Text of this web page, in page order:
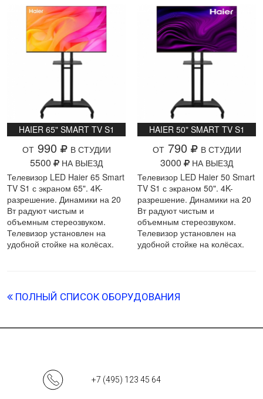
HAIER 65" SMART TV S1
ОТ990 В СТУДИИ
5500
НА ВЫЕЗД
Телевизор LED Haier 65 Smart
TV S1 с экраном 65". 4K-
разрешение. Динамики на 20
Вт радуют чистым и
объемным стереозвуком.
Телевизор установлен на
удобной стойке на колёсах.
HAIER 50" SMART TV S1
ОТ790 В СТУДИИ
3000
НА ВЫЕЗД
Телевизор LED Haier 50 Smart
TV S1 с экраном 50". 4K-
разрешение. Динамики на 20
Вт радуют чистым и
объемным стереозвуком.
Телевизор установлен на
удобной стойке на колёсах.
ПОЛНЫЙ СПИСОК ОБОРУДОВАНИЯ
+7 (495) 123 45 64